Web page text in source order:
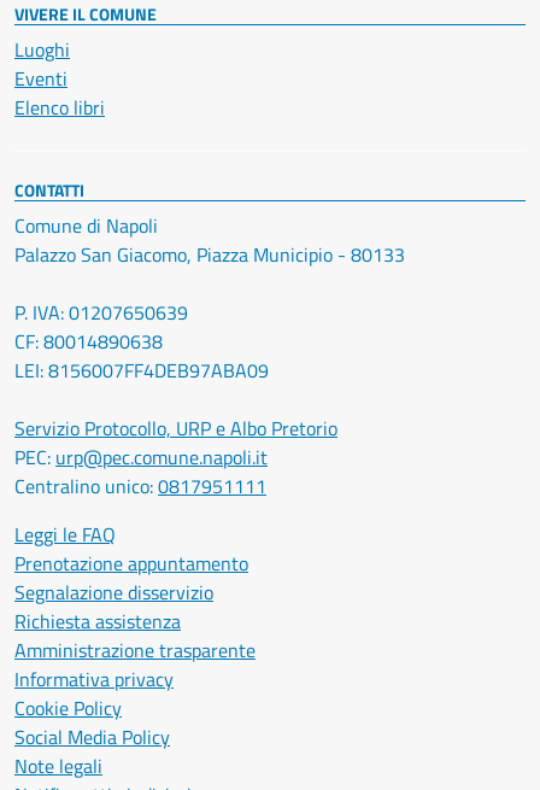
VIVERE IL COMUNE
Luoghi
Eventi
Elenco libri
CONTATTI
Comune di Napoli
Palazzo San Giacomo, Piazza Municipio - 80133
P. IVA: 01207650639
CF: 80014890638
LEI: 8156007FF4DEB97ABA09
Servizio Protocollo, URP e Albo Pretorio
PEC: urp@pec.comune.napoli.it
Centralino unico:0817951111
Leggi le FAQ
Prenotazione appuntamento
Segnalazione disservizio
Richiesta assistenza
Amministrazione trasparente
Informativa privacy
Cookie Policy
Social Media Policy
Note legali